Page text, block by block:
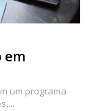
em
um programa